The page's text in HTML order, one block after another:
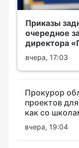
Приказы
очередное
директора
вчера, 17:03
Прокурор
проектов
как со
вчера, 19:04